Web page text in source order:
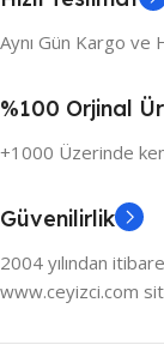
Aynı Gün Kargo ve
%100 Orjinal
+1000 Üzerinde
Güvenilirlik
2004 yılından
www.ceyizci.com